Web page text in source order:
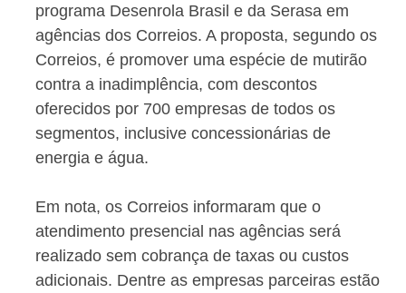
programa Desenrola Brasil e da Serasa em
agências dos Correios. A proposta, segundo os
Correios, é promover uma espécie de mutirão
contra a inadimplência, com descontos
oferecidos por 700 empresas de todos os
segmentos, inclusive concessionárias de
energia e água.
Em nota, os Correios informaram que o
atendimento presencial nas agências será
realizado sem cobrança de taxas ou custos
adicionais. Dentre as empresas parceiras estão